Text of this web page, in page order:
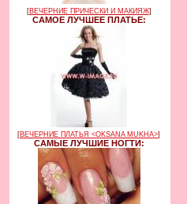
[ВЕЧЕРНИЕ ПРИЧЕСКИ И МАКИЯЖ]
САМОЕ ЛУЧШЕЕ ПЛАТЬЕ:
[ВЕЧЕРНИЕ ПЛАТЬЯ <OKSANA MUKHA>]
САМЫЕ ЛУЧШИЕ НОГТИ: